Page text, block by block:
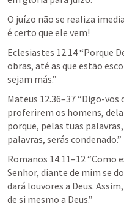
O juízo não se realiza
é certo que ele vem!
Eclesiastes 12.14 “Porque
obras, até as que estão
sejam más.”
Mateus 12.36–37 “Digo-vos
proferirem os homens,
porque, pelas tuas
palavras, serás condenado.”
Romanos 14.11–12 “Como
Senhor, diante de mim se
dará louvores a Deus.
de si mesmo a Deus.”